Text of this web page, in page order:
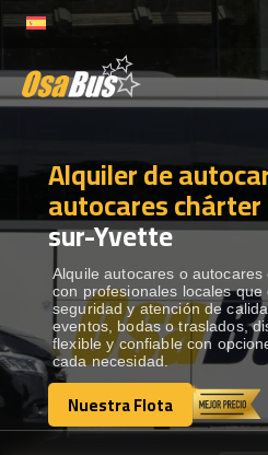
to
ALQUILER DE AUTOCARES
DESTINOS
RECORRIDAS
FLOTA
Alquiler de
autocares chárter
sur-Yvette
Alquile autocares o autocares
con profesionales locales que
seguridad y atención de
eventos, bodas o traslados,
flexible y confiable con
cada necesidad.
Nuestra Flota
Nuestra Flota